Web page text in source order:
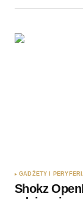
GADŻETY I
Shokz